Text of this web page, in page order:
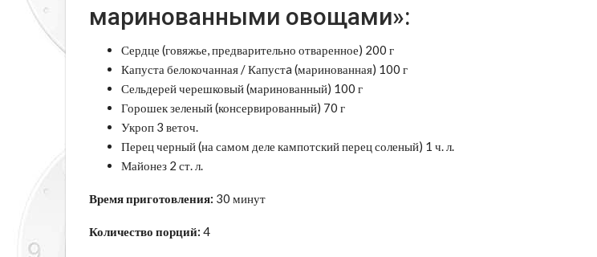
маринованными овощами»:
Сердце (говяжье, предварительно отваренное) 200 г
Капуста белокочанная / Капустa (маринованная) 100 г
Сельдерей черешковый (маринованный) 100 г
Горошек зеленый (консервированный) 70 г
Укроп 3 веточ.
Перец черный (на самом деле кампотский перец соленый) 1 ч. л.
Майонез 2 ст. л.
Время приготовления: 30 минут
Количество порций: 4